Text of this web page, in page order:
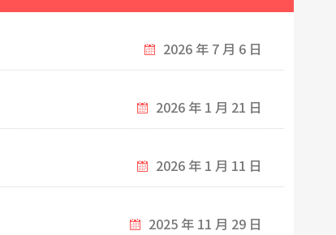
2026 年 7 月 6 日
2026 年 1 月 21 日
2026 年 1 月 11 日
2025 年 11 月 29 日